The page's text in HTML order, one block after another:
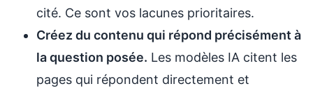
cité. Ce sont vos lacunes prioritaires.
Créez du contenu qui répond précisément à
la question posée. Les modèles IA citent les
pages qui répondent directement et